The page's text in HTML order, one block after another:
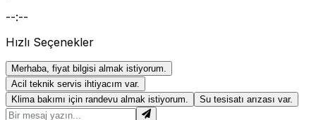
--:--
Hızlı Seçenekler
Merhaba, fiyat bilgisi almak istiyorum.
Acil teknik servis ihtiyacım var.
Klima bakımı için randevu almak istiyorum.
Su tesisatı arızası var.